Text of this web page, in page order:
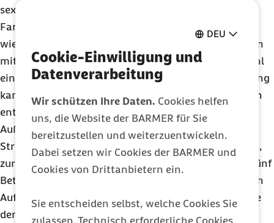
DEU
Cookie-Einwilligung und
Datenverarbeitung
Wir schützen Ihre Daten. Cookies helfen
uns, die Website der BARMER für Sie
bereitzustellen und weiterzuentwickeln.
Dabei setzen wir Cookies der BARMER und
Cookies von Drittanbietern ein.
Sie entscheiden selbst, welche Cookies Sie
zulassen. Technisch erforderliche Cookies
sexueller Missbrauch oder Alkoholmissbrauch in der
Familie können die Entstehung von Angststörungen
wie Agoraphobie begünstigen. Auch wie unsere Eltern
mit uns umgegangen sind, hat einen Einfluss: Sowohl
eine zu strenge als auch eine überbehütende Erziehung
kann dazu beitragen, dass wir später Angststörungen
entwickeln.
Außerdem kann anhaltende, starke Belastung, etwa
Stress bei der Arbeit oder die Pflege von Angehörigen,
zur Entstehung der Erkrankung beitragen. Vier von fünf
Betroffenen berichten zudem, dass sie vor dem ersten
Auftreten der Erkrankung einen Schicksalsschlag wie
den Verlust eines geliebten Menschen erlebt haben.